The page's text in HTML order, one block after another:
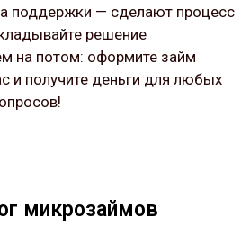
поддержки — сделают процесс
решение
на потом: оформите займ
и получите деньги для любых
микрозаймов